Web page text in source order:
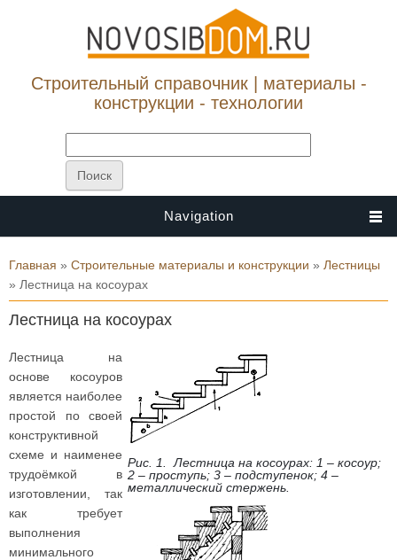
Строительный справочник | материалы -
конструкции - технологии
Navigation
Вы здесь
Главная » Строительные материалы и конструкции » Лестницы
» Лестница на косоурах
Лестница на косоурах
Рис. 1. Лестница на косоурах: 1 – косоур;
2 – проступь; 3 – подступенок; 4 –
металлический стержень.
Лестница на
основе косоуров
является наиболее
простой по своей
конструктивной
схеме и наименее
трудоёмкой в
изготовлении, так
как требует
выполнения
минимального